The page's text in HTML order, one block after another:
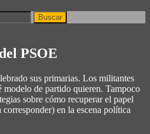
PSOE
sus primarias. Los militantes
de partido quieren. Tampoco
sobre cómo recuperar el papel
en la escena política